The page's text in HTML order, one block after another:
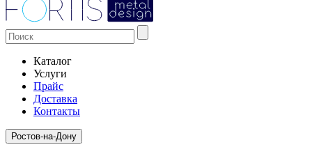
Каталог
Услуги
Прайс
Доставка
Контакты
Ростов-на-Дону